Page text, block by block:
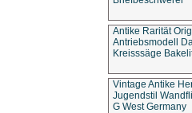
Antike Rarität
Antriebsmodell
Kreisssäge
Vintage Antike
Jugendstil
G West Germany